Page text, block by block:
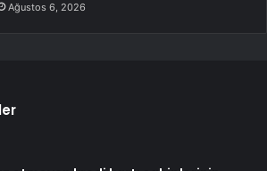
Ağustos 6, 2026